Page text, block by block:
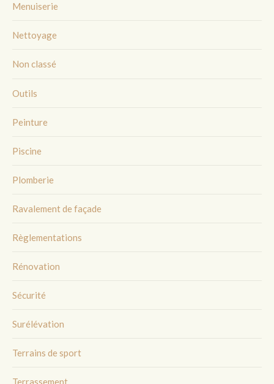
Menuiserie
Nettoyage
Non classé
Outils
Peinture
Piscine
Plomberie
Ravalement de façade
Règlementations
Rénovation
Sécurité
Surélévation
Terrains de sport
Terrassement